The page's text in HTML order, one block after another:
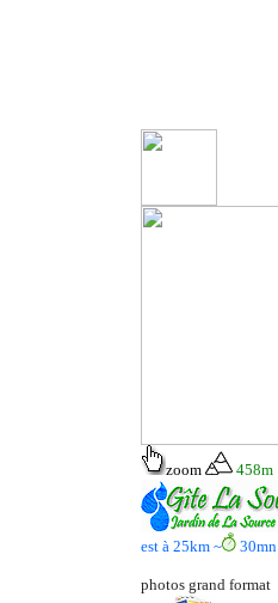
zoom 458m
est à 25km ~ 30mn
photos grand format